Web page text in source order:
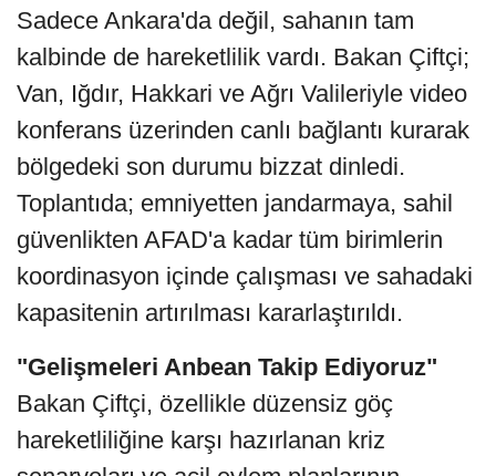
Sadece Ankara'da değil, sahanın tam
kalbinde de hareketlilik vardı. Bakan Çiftçi;
Van, Iğdır, Hakkari ve Ağrı Valileriyle video
konferans üzerinden canlı bağlantı kurarak
bölgedeki son durumu bizzat dinledi.
Toplantıda; emniyetten jandarmaya, sahil
güvenlikten AFAD'a kadar tüm birimlerin
koordinasyon içinde çalışması ve sahadaki
kapasitenin artırılması kararlaştırıldı.
"Gelişmeleri Anbean Takip Ediyoruz"
Bakan Çiftçi, özellikle düzensiz göç
hareketliliğine karşı hazırlanan kriz